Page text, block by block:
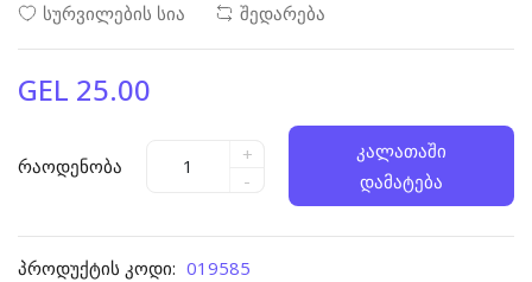
სურვილების სია
შედარება
GEL 25.00
რაოდენობა
+
-
კალათაში
დამატება
პროდუქტის კოდი: 019585